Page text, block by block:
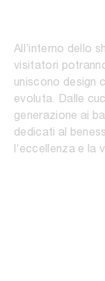
All’interno dello
visitatori
uniscono design
evoluta. Dalle
generazione ai
dedicati al
l’eccellenza e la